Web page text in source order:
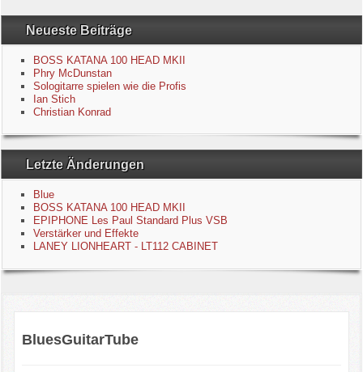
Equipment
GuitarBlog
Kontakt
Impressum
Datenschutzerklärung
Links
Gästebuch
Neueste Beiträge
BOSS KATANA 100 HEAD MKII
Phry McDunstan
Sologitarre spielen wie die Profis
Ian Stich
Christian Konrad
Letzte Änderungen
Blue
BOSS KATANA 100 HEAD MKII
EPIPHONE Les Paul Standard Plus VSB
Verstärker und Effekte
LANEY LIONHEART - LT112 CABINET
BluesGuitarTube